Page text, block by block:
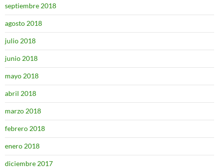
septiembre 2018
agosto 2018
julio 2018
junio 2018
mayo 2018
abril 2018
marzo 2018
febrero 2018
enero 2018
diciembre 2017